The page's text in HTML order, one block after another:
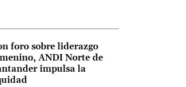
foro sobre liderazgo
ANDI Norte de
impulsa la